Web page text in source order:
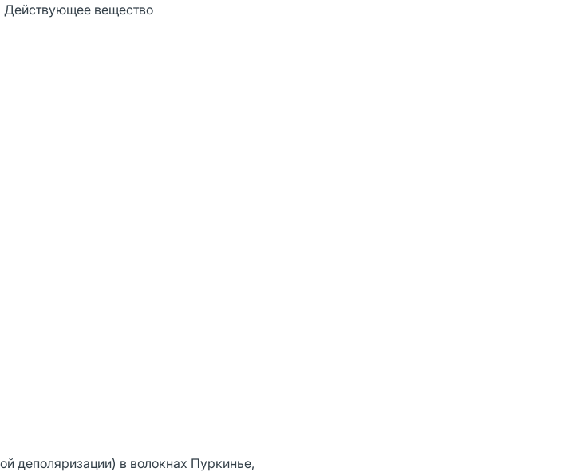
Действующее вещество
деполяризации) в волокнах Пуркинье,